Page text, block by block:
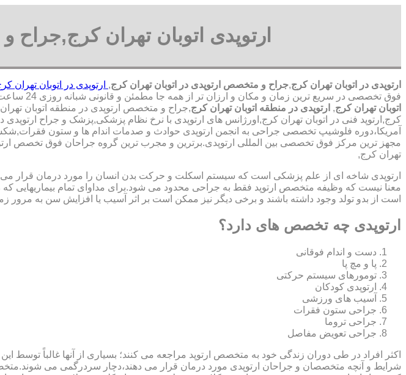
ارتوپدی اتوبان تهران
ارتوپدی در اتوبان تهران کرج,جراح و متخصص ارتوپدی در اتوبان تهران کرج, ارتوپدی در اتوبان تهران
فوق تخصصی در سریع ترین زمان و مکان و ارزان تر از همه جا مطمئن و قانونی شبانه روزی 24 ساعت حتی در روز های تعطیل ارتوپدی در محدوده اتوبان تهران کرج,
اتوبان تهران کرج, ارتوپدی در منطقه اتوبان تهران کرج,جراح و متخصص ارتوپدی در منطقه اتوبان تهران
کرج,ارتوپد فنی در اتوبان تهران کرج,اورژانس های ارتوپدی با نرخ نظام پزشکی,پزشک و جراح ارتوپدی
آمریکا،دوره فلوشیپ تخصصی جراحی به انجمن ارتوپدی حوادث و صدمات اندام ها و ستون
مجهز ترین مرکز فوق تخصصی بین المللی ارتوپدی.برترین ‏و ‏مجرب ‏ترین ‏گروه ‏جراحان ‏فوق ‏تخصص
تهران کرج,
ارتوپدی شاخه ای از علم پزشکی است که سیستم اسکلت و حرکت بدن انسان را مورد درمان قرار
معنا نیست که وظیفه متخصص ارتوپد فقط به جراحی محدود می شود.برای مداوای تمام بیماریهایی
است از بدو تولد وجود داشته باشند و برخی دیگر نیز ممکن است بر اثر آسیب یا افزایش سن به مرور
ارتوپدی چه تخصص های دارد؟
دست و اندام فوقانی
پا و مچ پا
تومورهای سیستم حرکتی
ارتوپدی کودکان
آسیب های ورزشی
جراحی ستون فقرات
جراحی تروما
جراحی تعویض مفاصل
اکثر افراد در طی دوران زندگی خود به متخصص ارتوپد مراجعه می کنند؛ بسیاری از آنها غالباً توسط
شرایط و آنچه متخصصان و جراحان ارتوپدی مورد درمان قرار می دهند،دچار سردرگمی می